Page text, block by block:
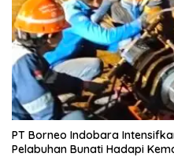
PT Borneo Indobara
Pelabuhan Bunati Hadapi